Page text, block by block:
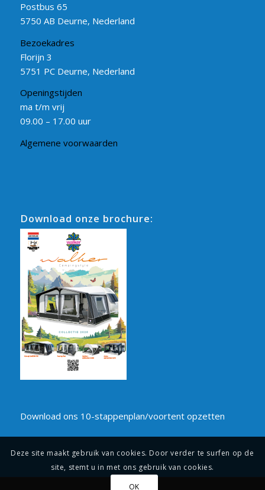
Postbus 65
5750 AB Deurne, Nederland
Bezoekadres
Florijn 3
5751 PC Deurne, Nederland
Openingstijden
ma t/m vrij
09.00 – 17.00 uur
Algemene voorwaarden
Download onze brochure:
Download ons 10-stappenplan/voortent opzetten
Deze site maakt gebruik van cookies. Door verder te surfen op de
site, stemt u in met ons gebruik van cookies.
OK